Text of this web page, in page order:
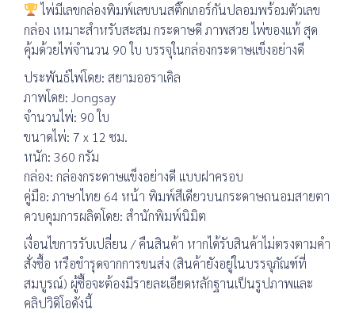
ไพ่มีเลขกล่องพิมพ์เลขบนสติ๊กเกอร์กันปลอมพร้อมตัวเลข
กล่อง เหมาะสำหรับสะสม กระดาษดี ภาพสวย ไพ่ของแท้ สุด
คุ้มด้วยไพ่จำนวน 90 ใบ บรรจุในกล่องกระดาษแข็งอย่างดี
ประพันธ์ไพ่โดย: สยามออราเคิล
ภาพโดย: Jongsay
จำนวนไพ่: 90 ใบ
ขนาดไพ่: 7 x 12 ซม.
หนัก: 360 กรัม
กล่อง: กล่องกระดาษแข็งอย่างดี แบบฝาครอบ
คู่มือ: ภาษาไทย 64 หน้า พิมพ์สีเดียวบนกระดาษถนอมสายตา
ควบคุมการผลิตโดย: สำนักพิมพ์นิมิต
เงื่อนไขการรับเปลี่ยน / คืนสินค้า หากได้รับสินค้าไม่ตรงตามคำ
สั่งซื้อ หรือชำรุดจากการขนส่ง (สินค้ายังอยู่ในบรรจุภัณฑ์ที่
สมบูรณ์) ผู้ซื้อจะต้องมีรายละเอียดหลักฐานเป็นรูปภาพและ
คลิปวิดิโอดังนี้